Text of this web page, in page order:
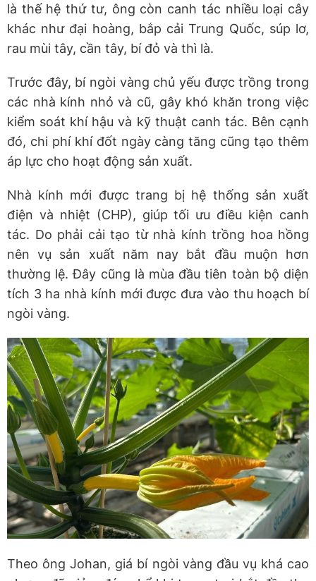
là thế hệ thứ tư, ông còn canh tác nhiều loại cây
khác như đại hoàng, bắp cải Trung Quốc, súp lơ,
rau mùi tây, cần tây, bí đỏ và thì là.
Trước đây, bí ngòi vàng chủ yếu được trồng trong
các nhà kính nhỏ và cũ, gây khó khăn trong việc
kiểm soát khí hậu và kỹ thuật canh tác. Bên cạnh
đó, chi phí khí đốt ngày càng tăng cũng tạo thêm
áp lực cho hoạt động sản xuất.
Nhà kính mới được trang bị hệ thống sản xuất
điện và nhiệt (CHP), giúp tối ưu điều kiện canh
tác. Do phải cải tạo từ nhà kính trồng hoa hồng
nên vụ sản xuất năm nay bắt đầu muộn hơn
thường lệ. Đây cũng là mùa đầu tiên toàn bộ diện
tích 3 ha nhà kính mới được đưa vào thu hoạch bí
ngòi vàng.
Theo ông Johan, giá bí ngòi vàng đầu vụ khá cao